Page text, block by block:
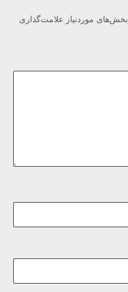
بخش‌های موردنیاز علامت‌گذاری